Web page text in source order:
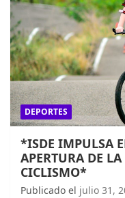
DEPORTES
*ISDE IMPULSA
APERTURA DE LA
CICLISMO*
Publicado el julio 31,